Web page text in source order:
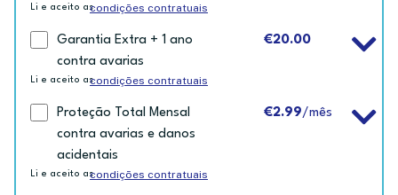
Li e aceito ascondições contratuais
Garantia Extra + 1 ano
contra avarias
€20.00
Li e aceito ascondições contratuais
Proteção Total Mensal
contra avarias e danos
acidentais
€2.99/mês
Li e aceito ascondições contratuais